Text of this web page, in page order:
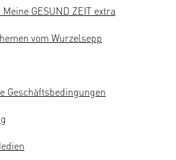
GESUND ZEIT extra
vom Wurzelsepp
Geschäftsbedingungen